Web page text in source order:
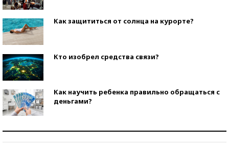
Как защититься от солнца на курорте?
Кто изобрел средства связи?
Как научить ребенка правильно обращаться с
деньгами?